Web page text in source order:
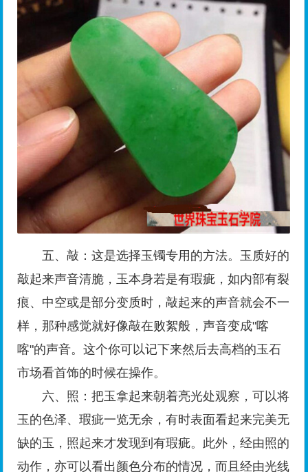
五、敲：这是选择玉镯专用的方法。玉质好的
敲起来声音清脆，玉本身若是有瑕疵，如内部有裂
痕、中空或是部分变质时，敲起来的声音就会不一
样，那种感觉就好像敲在败絮般，声音变成"喀
喀"的声音。这个你可以记下来然后去高档的玉石
市场看首饰的时候在操作。
六、照：把玉拿起来朝着亮光处观察，可以将
玉的色泽、瑕疵一览无余，有时表面看起来完美无
缺的玉，照起来才发现到有瑕疵。此外，经由照的
动作，亦可以看出颜色分布的情况，而且经由光线